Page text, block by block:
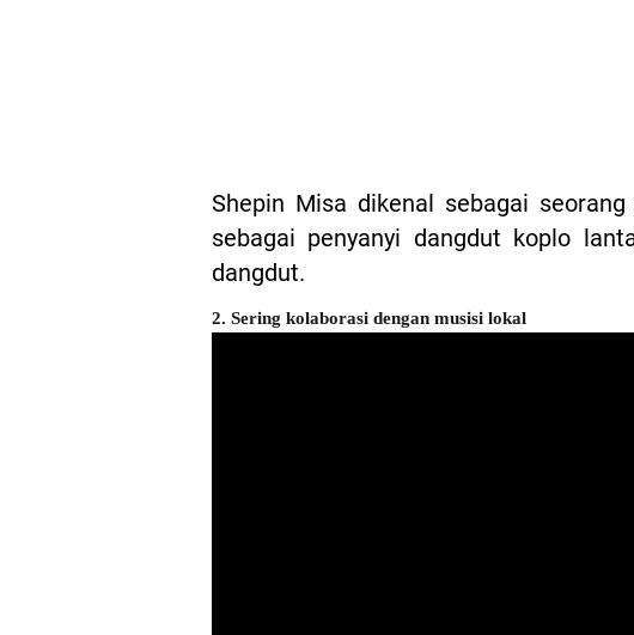
Shepin Misa dikenal sebagai
sebagai penyanyi dangdut koplo
dangdut.
2. Sering kolaborasi dengan musisi lokal